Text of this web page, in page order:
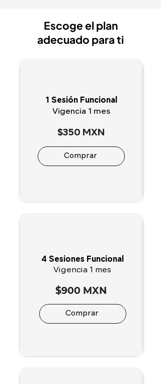
Escoge el plan
adecuado para ti
1 Sesión Funcional
Vigencia 1 mes
$350 MXN
Comprar
4 Sesiones Funcional
Vigencia 1 mes
$900 MXN
Comprar